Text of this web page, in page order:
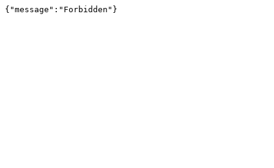
{"message":"Forbidden"}